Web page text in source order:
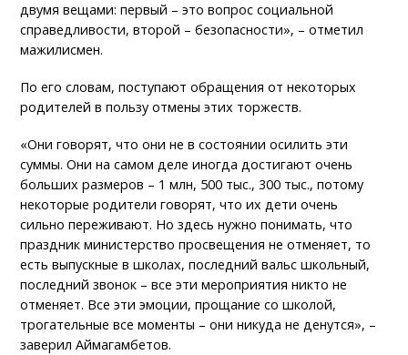
двумя вещами: первый – это вопрос социальной
справедливости, второй – безопасности», – отметил
мажилисмен.
По его словам, поступают обращения от некоторых
родителей в пользу отмены этих торжеств.
«Они говорят, что они не в состоянии осилить эти
суммы. Они на самом деле иногда достигают очень
больших размеров – 1 млн, 500 тыс., 300 тыс., потому
некоторые родители говорят, что их дети очень
сильно переживают. Но здесь нужно понимать, что
праздник министерство просвещения не отменяет, то
есть выпускные в школах, последний вальс школьный,
последний звонок – все эти мероприятия никто не
отменяет. Все эти эмоции, прощание со школой,
трогательные все моменты – они никуда не денутся», –
заверил Аймагамбетов.